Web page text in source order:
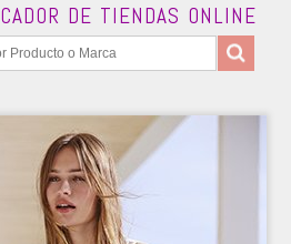
DE TIENDAS ONLINE